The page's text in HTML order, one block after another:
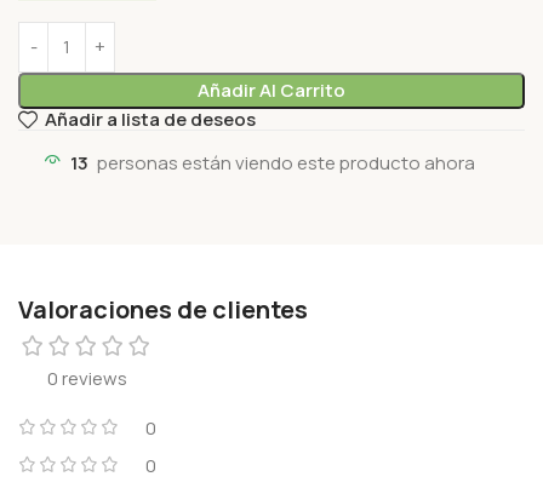
Añadir Al Carrito
Añadir a lista de deseos
13 personas están viendo este producto ahora
Valoraciones de clientes
0 reviews
0
0